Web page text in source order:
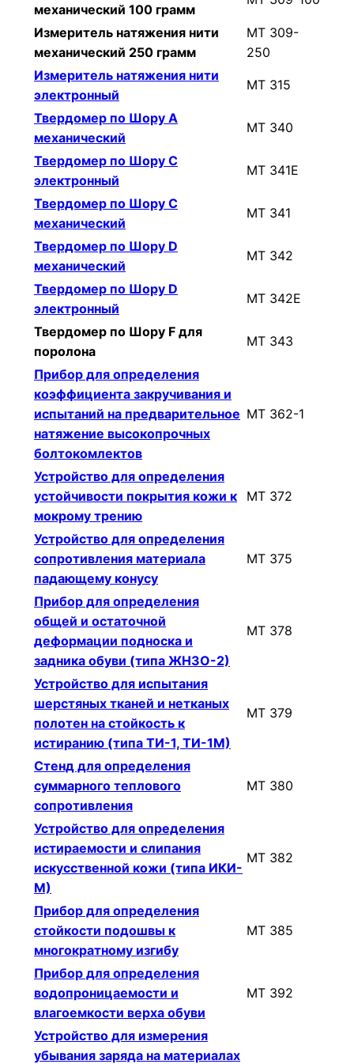
механический 100 грамм
Измеритель натяжения нити
механический 250 грамм
МТ 309-
250
Измеритель натяжения нити
электронный
МТ 315
Твердомер по Шору А
механический
МТ 340
Твердомер по Шору C
электронный
МТ 341Е
Твердомер по Шору C
механический
МТ 341
Твердомер по Шору D
механический
МТ 342
Твердомер по Шору D
электронный
МТ 342Е
Твердомер по Шору F для
поролона
МТ 343
Прибор для определения
коэффициента закручивания и
испытаний на предварительное
натяжение высокопрочных
болтокомлектов
МТ 362-1
Устройство для определения
устойчивости покрытия кожи к
мокрому трению
МТ 372
Устройство для определения
сопротивления материала
падающему конусу
МТ 375
Прибор для определения
общей и остаточной
деформации подноска и
задника обуви (типа ЖНЗО-2)
МТ 378
Устройство для испытания
шерстяных тканей и нетканых
полотен на стойкость к
истиранию (типа ТИ-1, ТИ-1М)
МТ 379
Стенд для определения
суммарного теплового
сопротивления
МТ 380
Устройство для определения
истираемости и слипания
искусственной кожи (типа ИКИ-
М)
МТ 382
Прибор для определения
стойкости подошвы к
многократному изгибу
МТ 385
Прибор для определения
водопроницаемости и
влагоемкости верха обуви
МТ 392
Устройство для измерения
убывания заряда на материалах